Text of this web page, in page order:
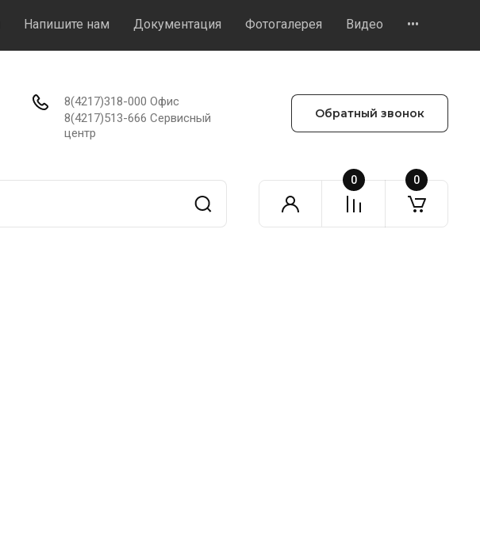
Напишите нам Документация Фотогалерея Видео •••
8(4217)318-000 Офис
8(4217)513-666 Сервисный
центр
Обратный звонок
0 0